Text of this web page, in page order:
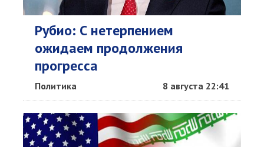
Рубио: С нетерпением
ожидаем продолжения
прогресса
Политика 8 августа 22:41